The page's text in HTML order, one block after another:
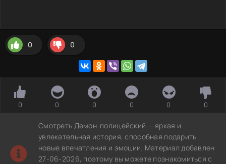
0 0
0 0 0 0 0 0
Смотреть Демон-полицейский — яркая и
увлекательная история, способная подарить
новые впечатления и эмоции. Материал добавлен
27-06-2026, поэтому вы можете познакомиться с